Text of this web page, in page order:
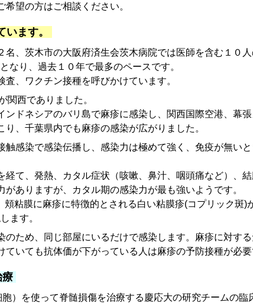
望の方はご相談ください。
います。
名、茨木市の大阪府済生会茨木病院では医師を含む１０人
なり、過去１０年で最多のペースです。
、ワクチン接種を呼びかけています。
関西でありました。
ンドネシアのバリ島で麻疹に感染し、関西国際空港、幕
、千葉県内でも麻疹の感染が広がりました。
触感染で感染伝播し、感染力は極めて強く、免疫が無い
経て、発熱、カタル症状（咳嗽、鼻汁、咽頭痛など）、
ありますが、カタル期の感染力が最も強いようです。
頬粘膜に麻疹に特徴的とされる白い粘膜疹(コプリック斑)
ます。
のため、同じ部屋にいるだけで感染します。麻疹に対す
いても抗体価が下がっている人は麻疹の予防接種が必要
療
）を使って脊髄損傷を治療する慶応大の研究チームの